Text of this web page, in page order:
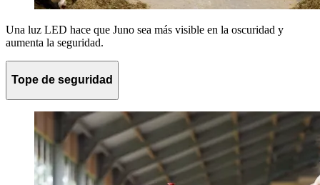
Una luz LED hace que Juno sea más visible en la oscuridad y
aumenta la seguridad.
Tope de seguridad